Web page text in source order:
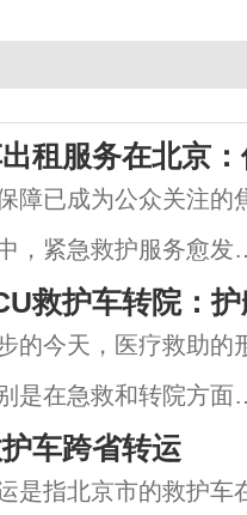
租服务在北京
障已成为公众关注的
，紧急救护服务愈发
城市化进程的加快，
，急救车出租租赁服
探讨北京的急救车出
救护车转院：
的今天，医疗救助的
是在急救和转院方面
护车的作用显得尤为
步治疗后，往往需要
车跨省转运
是指北京市的救护车